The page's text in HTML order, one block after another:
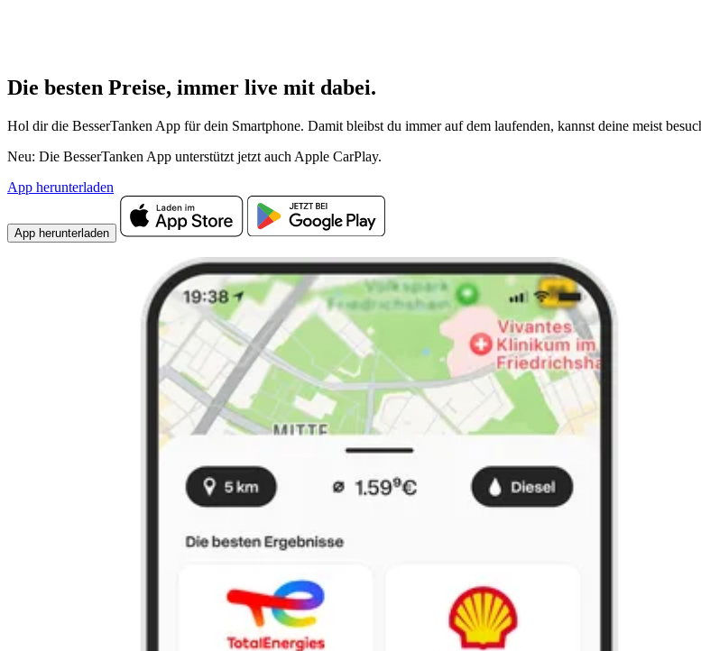
Die besten Preise, immer live mit dabei.
Hol dir die BesserTanken App für dein Smartphone. Damit bleibst du immer auf dem laufenden, kannst deine meist
Neu: Die BesserTanken App unterstützt jetzt auch Apple CarPlay.
App herunterladen
App herunterladen